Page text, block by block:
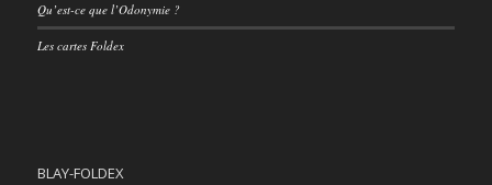
Qu’est-ce que l’Odonymie ?
Les cartes Foldex
BLAY-FOLDEX